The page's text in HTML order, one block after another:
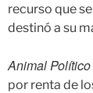
recurso que
destinó a su
Animal Político
por renta de